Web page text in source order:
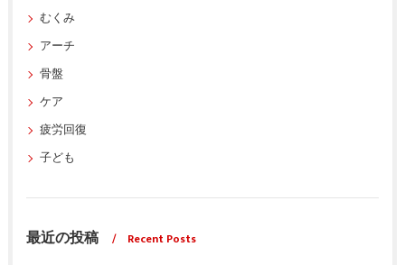
むくみ
アーチ
骨盤
ケア
疲労回復
子ども
最近の投稿 Recent Posts